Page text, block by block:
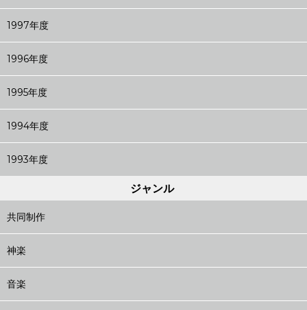
1997年度
1996年度
1995年度
1994年度
1993年度
ジャンル
共同制作
神楽
音楽